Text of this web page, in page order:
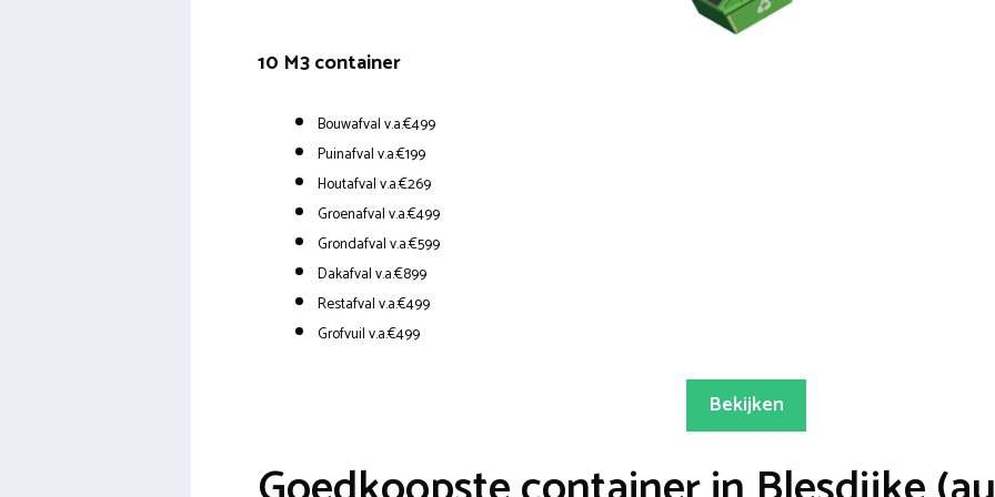
10 M3 container
Bouwafval v.a.€499
Puinafval v.a.€199
Houtafval v.a.€269
Groenafval v.a.€499
Grondafval v.a.€599
Dakafval v.a.€899
Restafval v.a.€499
Grofvuil v.a.€499
Bekijken